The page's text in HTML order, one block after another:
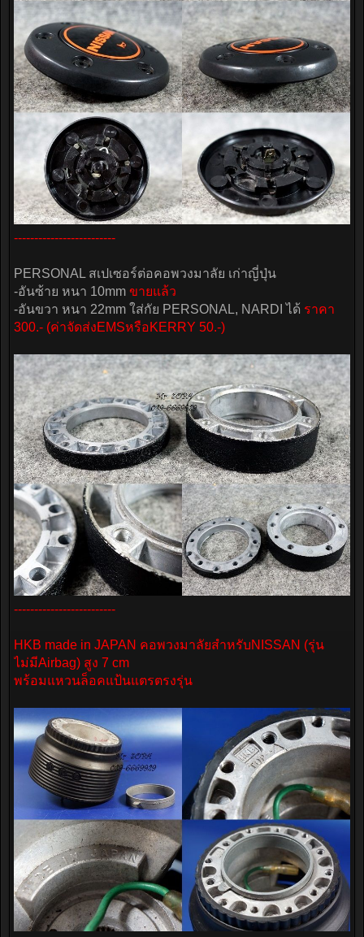
-------------------------
PERSONAL สเปเซอร์ต่อคอพวงมาลัย เก่าญี่ปุ่น
-อันซ้าย หนา 10mm ขายแล้ว
-อันขวา หนา 22mm ใส่กัย PERSONAL, NARDI ได้ ราคา
300.- (ค่าจัดส่งEMSหรือKERRY 50.-)
-------------------------
HKB made in JAPAN คอพวงมาลัยสำหรับNISSAN (รุ่น
ไม่มีAirbag) สูง 7 cm
พร้อมแหวนล็อคแป้นแตรตรงรุ่น